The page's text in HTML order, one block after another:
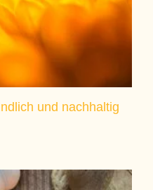
und nachhaltig